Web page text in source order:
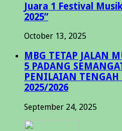
Juara 1 Festival
2025”
October 13, 2025
MBG TETAP JALAN
5 PADANG
PENILAIAN TENGAH
2025/2026
September 24, 2025